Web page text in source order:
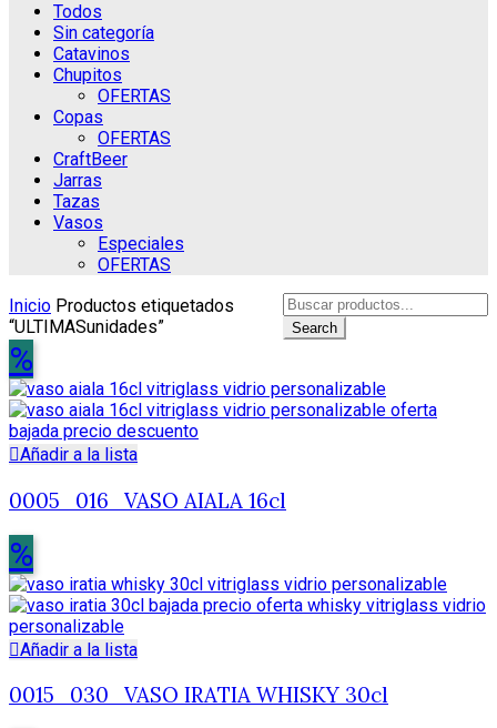
Todos
Sin categoría
Catavinos
Chupitos
OFERTAS
Copas
OFERTAS
CraftBeer
Jarras
Tazas
Vasos
Especiales
OFERTAS
Inicio Productos etiquetados
“ULTIMASunidades”
Search
for:
Search
%
Añadir a la lista
0005_016_VASO AIALA 16cl
%
Añadir a la lista
0015_030_VASO IRATIA WHISKY 30cl